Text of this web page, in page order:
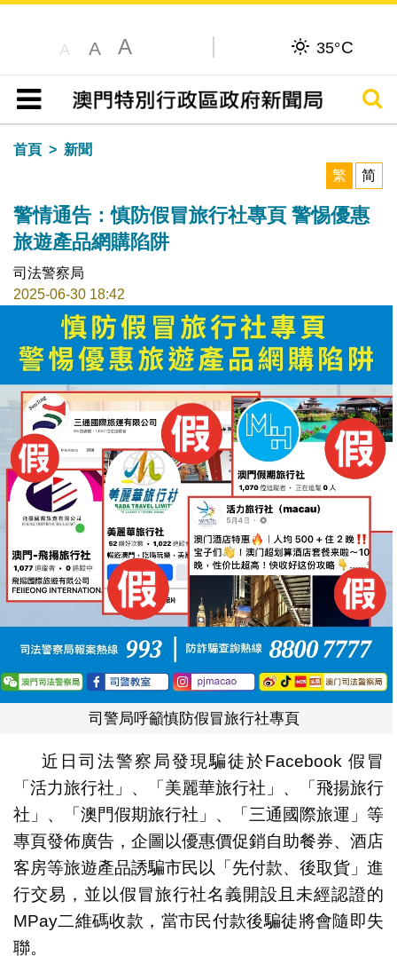
A A A 35°C
目錄
搜尋
首頁
新聞
繁
简
警情通告：慎防假冒旅行社專頁 警惕優惠
旅遊產品網購陷阱
司法警察局
2025-06-30 18:42
司警局呼籲慎防假冒旅行社專頁
近日司法警察局發現騙徒於Facebook 假冒
「活力旅行社」、「美麗華旅行社」、「飛揚旅行
社」、「澳門假期旅行社」、「三通國際旅運」等
專頁發佈廣告，企圖以優惠價促銷自助餐券、酒店
客房等旅遊產品誘騙市民以「先付款、後取貨」進
行交易，並以假冒旅行社名義開設且未經認證的
MPay二維碼收款，當市民付款後騙徒將會隨即失
聯。